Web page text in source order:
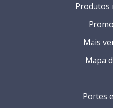
Portes
Produtos
Mais
Mapa